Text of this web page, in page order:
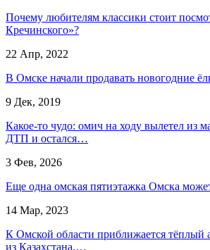
Почему любителям классики стоит
Кречинского»?
22 Апр, 2022
В Омске начали продавать новогодние
9 Дек, 2019
Какое-то чудо: омич на ходу вылетел из
ДТП и остался…
3 Фев, 2026
Еще одна омская пятиэтажка Омска
14 Мар, 2023
К Омской области приближается тёплый
из Казахстана,…